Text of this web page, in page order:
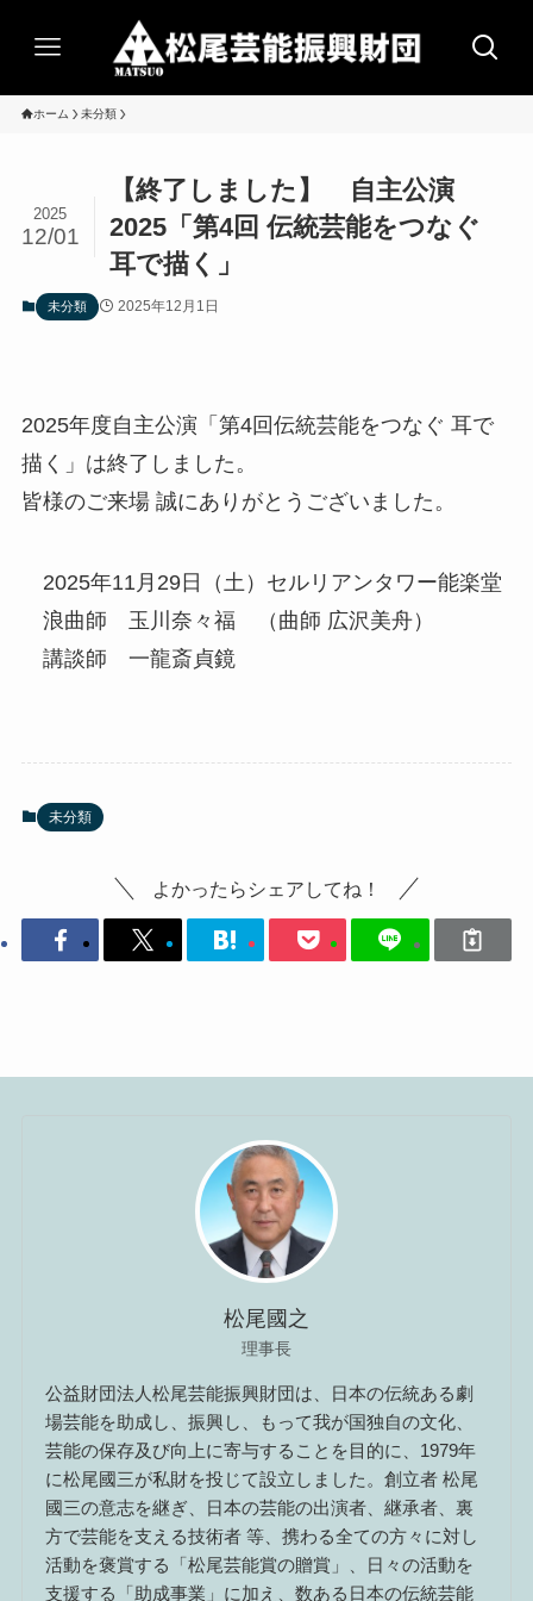
ホーム 未分類
【終了しました】 自主公演
2025「第4回 伝統芸能をつなぐ
耳で描く」
2025
12/01
未分類 2025年12月1日
2025年度自主公演「第4回伝統芸能をつなぐ 耳で
描く」は終了しました。
皆様のご来場 誠にありがとうございました。
2025年11月29日（土）セルリアンタワー能楽堂
浪曲師 玉川奈々福 （曲師 広沢美舟）
講談師 一龍斎貞鏡
未分類
よかったらシェアしてね！
松尾國之
理事長
公益財団法人松尾芸能振興財団は、日本の伝統ある劇
場芸能を助成し、振興し、もって我が国独自の文化、
芸能の保存及び向上に寄与することを目的に、1979年
に松尾國三が私財を投じて設立しました。創立者 松尾
國三の意志を継ぎ、日本の芸能の出演者、継承者、裏
方で芸能を支える技術者 等、携わる全ての方々に対し
活動を褒賞する「松尾芸能賞の贈賞」、日々の活動を
支援する「助成事業」に加え、数ある日本の伝統芸能